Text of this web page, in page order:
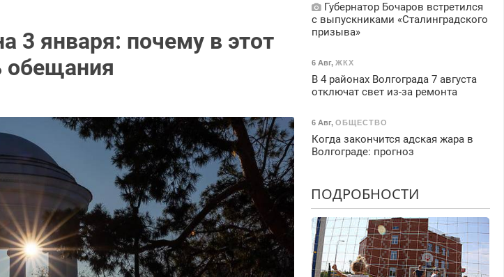
3 января: почему в этот
обещания
Губернатор Бочаров встретился
с выпускниками «Сталинградского
призыва»
6 Авг, ЖКХ
В 4 районах Волгограда 7 августа
отключат свет из-за ремонта
6 Авг, ОБЩЕСТВО
Когда закончится адская жара в
Волгограде: прогноз
ПОДРОБНОСТИ